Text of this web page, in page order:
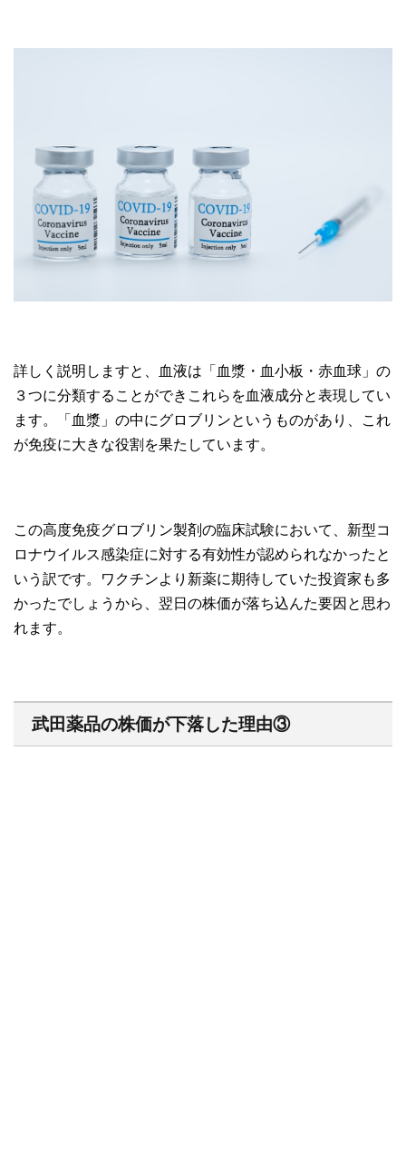
詳しく説明しますと、血液は「血漿・血小板・赤血球」の
３つに分類することができこれらを血液成分と表現してい
ます。「血漿」の中にグロブリンというものがあり、これ
が免疫に大きな役割を果たしています。
この高度免疫グロブリン製剤の臨床試験において、新型コ
ロナウイルス感染症に対する有効性が認められなかったと
いう訳です。ワクチンより新薬に期待していた投資家も多
かったでしょうから、翌日の株価が落ち込んた要因と思わ
れます。
武田薬品の株価が下落した理由③